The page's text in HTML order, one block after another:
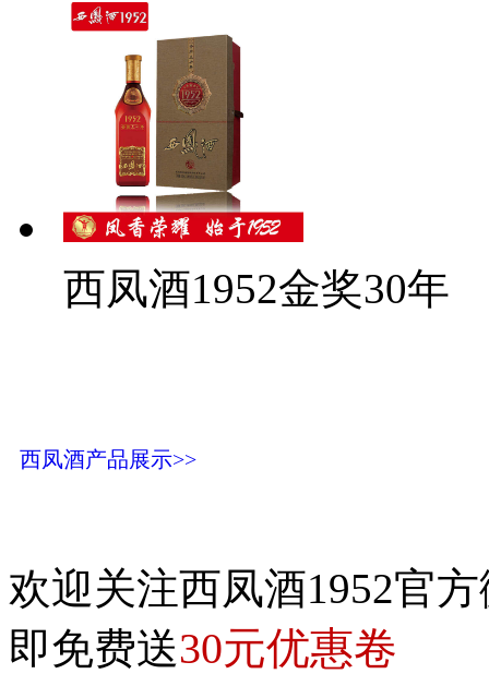
西凤酒1952金奖30年
西凤酒产品展示>>
欢迎关注西凤酒1952官
即免费送30元优惠卷